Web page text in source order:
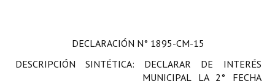
DECLARACIÓN N° 1895-CM-15
DESCRIPCIÓN SINTÉTICA: DECLARAR DE INTERÉS
MUNICIPAL LA 2° FECHA